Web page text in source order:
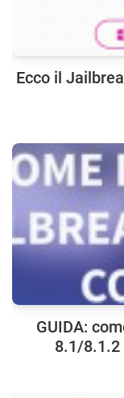
Ecco il
GUIDA:
8.1/8.1.2